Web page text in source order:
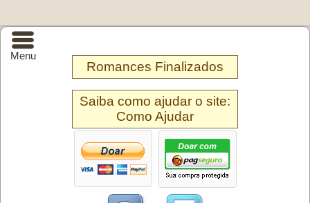
Menu
Romances Finalizados
Saiba como ajudar o site:
Como Ajudar